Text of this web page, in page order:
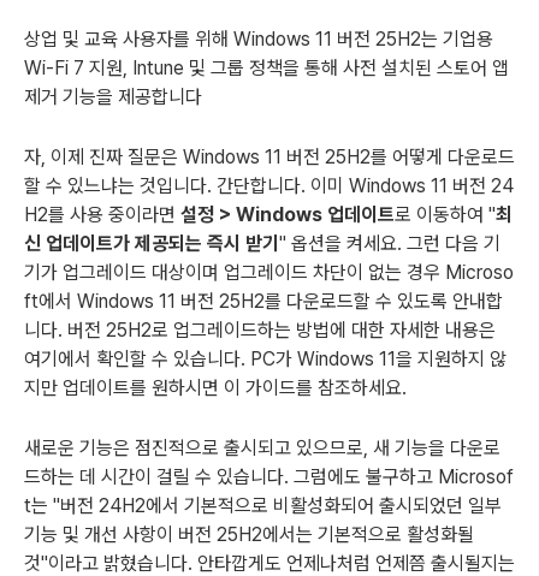
상업 및 교육 사용자를 위해 Windows 11 버전 25H2는 기업용
Wi-Fi 7 지원, Intune 및 그룹 정책을 통해 사전 설치된 스토어 앱
제거 기능을 제공합니다
자, 이제 진짜 질문은 Windows 11 버전 25H2를 어떻게 다운로드
할 수 있느냐는 것입니다. 간단합니다. 이미 Windows 11 버전 24
H2를 사용 중이라면 설정 > Windows 업데이트로 이동하여 "최
신 업데이트가 제공되는 즉시 받기 " 옵션을 켜세요. 그런 다음 기
기가 업그레이드 대상이며 업그레이드 차단이 없는 경우 Microso
ft에서 Windows 11 버전 25H2를 다운로드할 수 있도록 안내합
니다. 버전 25H2로 업그레이드하는 방법에 대한 자세한 내용은
여기에서 확인할 수 있습니다. PC가 Windows 11을 지원하지 않
지만 업데이트를 원하시면 이 가이드를 참조하세요.
새로운 기능은 점진적으로 출시되고 있으므로, 새 기능을 다운로
드하는 데 시간이 걸릴 수 있습니다. 그럼에도 불구하고 Microsof
t는 "버전 24H2에서 기본적으로 비활성화되어 출시되었던 일부
기능 및 개선 사항이 버전 25H2에서는 기본적으로 활성화될
것"이라고 밝혔습니다. 안타깝게도 언제나처럼 언제쯤 출시될지는